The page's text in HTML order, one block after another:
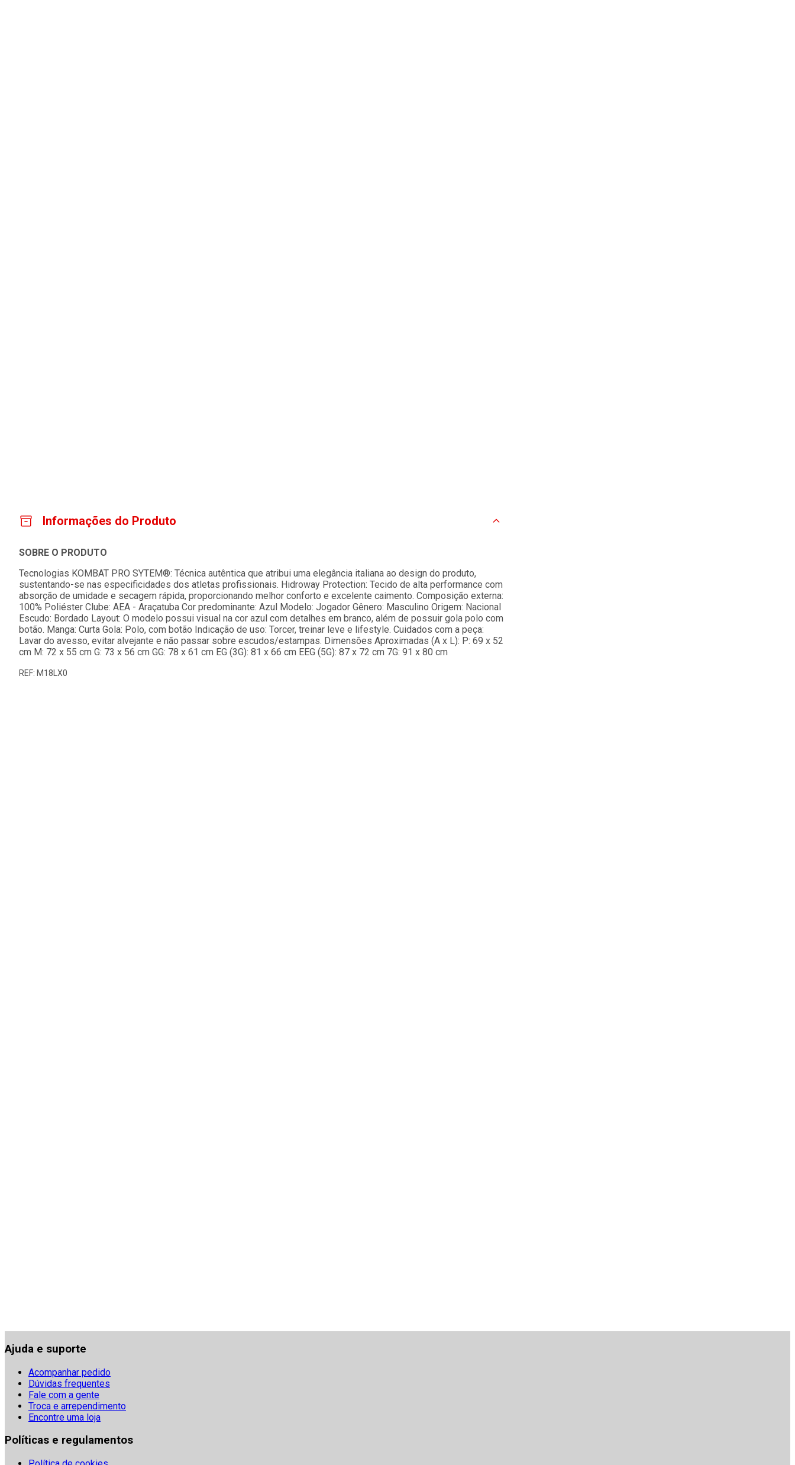
Informações do Produto
SOBRE O PRODUTO
Tecnologias KOMBAT PRO SYTEM®: Técnica autêntica que atribui uma elegância italiana ao design do produto,
sustentando-se nas especificidades dos atletas profissionais. Hidroway Protection: Tecido de alta performance com
absorção de umidade e secagem rápida, proporcionando melhor conforto e excelente caimento. Composição externa:
100% Poliéster Clube: AEA - Araçatuba Cor predominante: Azul Modelo: Jogador Gênero: Masculino Origem: Nacional
Escudo: Bordado Layout: O modelo possui visual na cor azul com detalhes em branco, além de possuir gola polo com
botão. Manga: Curta Gola: Polo, com botão Indicação de uso: Torcer, treinar leve e lifestyle. Cuidados com a peça:
Lavar do avesso, evitar alvejante e não passar sobre escudos/estampas. Dimensões Aproximadas (A x L): P: 69 x 52
cm M: 72 x 55 cm G: 73 x 56 cm GG: 78 x 61 cm EG (3G): 81 x 66 cm EEG (5G): 87 x 72 cm 7G: 91 x 80 cm
REF: M18LX0
Ajuda e suporte
Acompanhar pedido
Dúvidas frequentes
Fale com a gente
Troca e arrependimento
Encontre uma loja
Políticas e regulamentos